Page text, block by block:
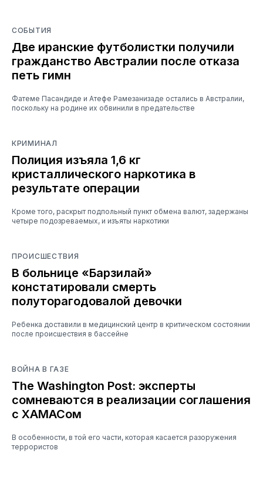
СОБЫТИЯ
Две иранские футболистки получили
гражданство Австралии после отказа
петь гимн
Фатеме Пасандиде и Атефе Рамезанизаде остались в Австралии,
поскольку на родине их обвинили в предательстве
КРИМИНАЛ
Полиция изъяла 1,6 кг
кристаллического наркотика в
результате операции
Кроме того, раскрыт подпольный пункт обмена валют, задержаны
четыре подозреваемых, и изъяты наркотики
ПРОИСШЕСТВИЯ
В больнице «Барзилай»
констатировали смерть
полуторагодовалой девочки
Ребенка доставили в медицинский центр в критическом состоянии
после происшествия в бассейне
ВОЙНА В ГАЗЕ
The Washington Post: эксперты
сомневаются в реализации соглашения
с ХАМАСом
В особенности, в той его части, которая касается разоружения
террористов